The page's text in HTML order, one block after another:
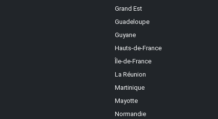
Grand Est
Guadeloupe
Guyane
Hauts-de-France
Île-de-France
La Réunion
Martinique
Mayotte
Normandie